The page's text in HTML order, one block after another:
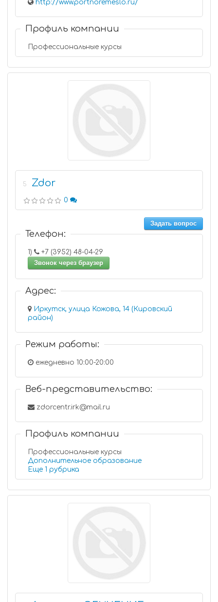
http://www.portnoremeslo.ru/
Профиль компании
Профессиональные курсы
5 Zdor
0
Задать вопрос
Телефон:
1)
+7 (3952) 48-04-29
Звонок через браузер
Адрес:
Иркутск, улица Кожова, 14 (Кировский
район)
Режим работы:
ежедневно 10:00-20:00
Веб-представительство:
zdorcentr.irk@mail.ru
Профиль компании
Профессиональные курсы
Дополнительное образование
Еще 1 рубрика